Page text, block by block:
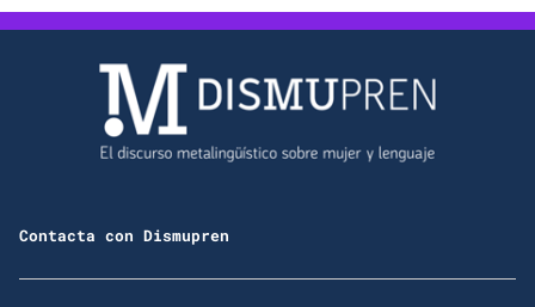
Contacta con Dismupren